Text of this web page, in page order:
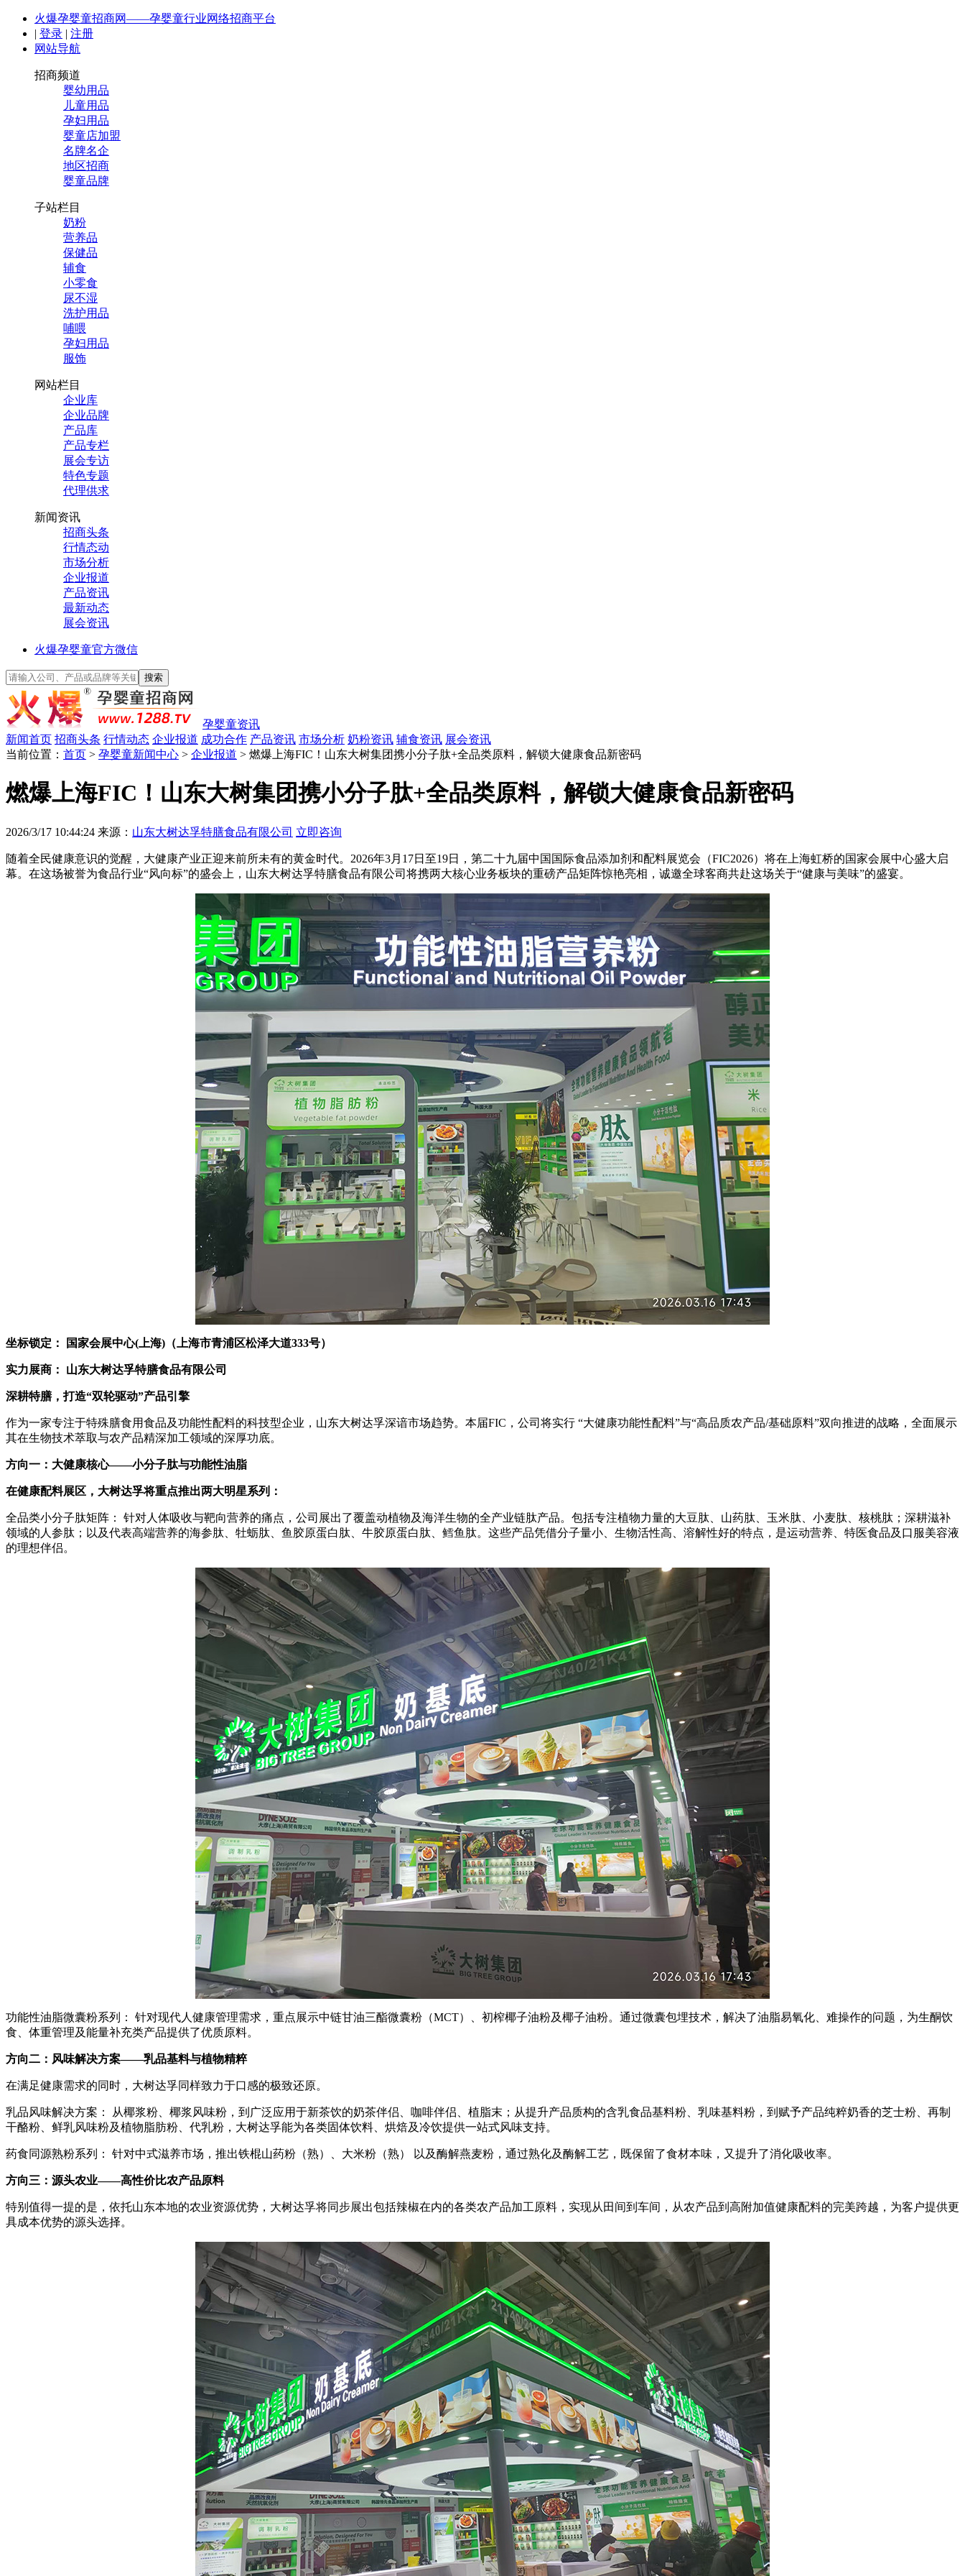
火爆孕婴童招商网——孕婴童行业网络招商平台
| 登录 | 注册
网站导航
招商频道
婴幼用品
儿童用品
孕妇用品
婴童店加盟
名牌名企
地区招商
婴童品牌
子站栏目
奶粉
营养品
保健品
辅食
小零食
尿不湿
洗护用品
哺喂
孕妇用品
服饰
网站栏目
企业库
企业品牌
产品库
产品专栏
展会专访
特色专题
代理供求
新闻资讯
招商头条
行情态动
市场分析
企业报道
产品资讯
最新动态
展会资讯
火爆孕婴童官方微信
孕婴童资讯
新闻首页 招商头条 行情动态 企业报道 成功合作 产品资讯 市场分析 奶粉资讯 辅食资讯 展会资讯
当前位置： 首页 > 孕婴童新闻中心 > 企业报道 > 燃爆上海FIC！山东大树集团携小分子肽+全品类原料，解锁大健康食品新密码
燃爆上海FIC！山东大树集团携小分子肽+全品类原料，解锁大健康食品新密码
2026/3/17 10:44:24 来源： 山东大树达孚特膳食品有限公司 立即咨询
随着全民健康意识的觉醒，大健康产业正迎来前所未有的黄金时代。2026年3月17日至19日，第二十九届中国国际食品添加剂和配料展览会（FIC2026）将在上海虹桥的国家会展中心盛大启
幕。在这场被誉为食品行业“风向标”的盛会上，山东大树达孚特膳食品有限公司将携两大核心业务板块的重磅产品矩阵惊艳亮相，诚邀全球客商共赴这场关于“健康与美味”的盛宴。
坐标锁定： 国家会展中心(上海)（上海市青浦区松泽大道333号）
实力展商： 山东大树达孚特膳食品有限公司
深耕特膳，打造“双轮驱动”产品引擎
作为一家专注于特殊膳食用食品及功能性配料的科技型企业，山东大树达孚深谙市场趋势。本届FIC，公司将实行 “大健康功能性配料”与“高品质农产品/基础原料”双向推进的战略，全面展示
其在生物技术萃取与农产品精深加工领域的深厚功底。
方向一：大健康核心——小分子肽与功能性油脂
在健康配料展区，大树达孚将重点推出两大明星系列：
全品类小分子肽矩阵： 针对人体吸收与靶向营养的痛点，公司展出了覆盖动植物及海洋生物的全产业链肽产品。包括专注植物力量的大豆肽、山药肽、玉米肽、小麦肽、核桃肽；深耕滋补
领域的人参肽；以及代表高端营养的海参肽、牡蛎肽、鱼胶原蛋白肽、牛胶原蛋白肽、鳕鱼肽。这些产品凭借分子量小、生物活性高、溶解性好的特点，是运动营养、特医食品及口服美容液
的理想伴侣。
功能性油脂微囊粉系列： 针对现代人健康管理需求，重点展示中链甘油三酯微囊粉（MCT）、初榨椰子油粉及椰子油粉。通过微囊包埋技术，解决了油脂易氧化、难操作的问题，为生酮饮
食、体重管理及能量补充类产品提供了优质原料。
方向二：风味解决方案——乳品基料与植物精粹
在满足健康需求的同时，大树达孚同样致力于口感的极致还原。
乳品风味解决方案： 从椰浆粉、椰浆风味粉，到广泛应用于新茶饮的奶茶伴侣、咖啡伴侣、植脂末；从提升产品质构的含乳食品基料粉、乳味基料粉，到赋予产品纯粹奶香的芝士粉、再制
干酪粉、鲜乳风味粉及植物脂肪粉、代乳粉，大树达孚能为各类固体饮料、烘焙及冷饮提供一站式风味支持。
药食同源熟粉系列： 针对中式滋养市场，推出铁棍山药粉（熟）、大米粉（熟） 以及酶解燕麦粉，通过熟化及酶解工艺，既保留了食材本味，又提升了消化吸收率。
方向三：源头农业——高性价比农产品原料
特别值得一提的是，依托山东本地的农业资源优势，大树达孚将同步展出包括辣椒在内的各类农产品加工原料，实现从田间到车间，从农产品到高附加值健康配料的完美跨越，为客户提供更
具成本优势的源头选择。